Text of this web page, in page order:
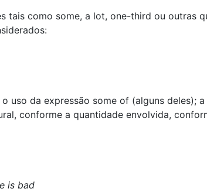
tais como some, a lot, one-third ou outras
o uso da expressão some of (alguns
conforme a quantidade envolvida,
is bad